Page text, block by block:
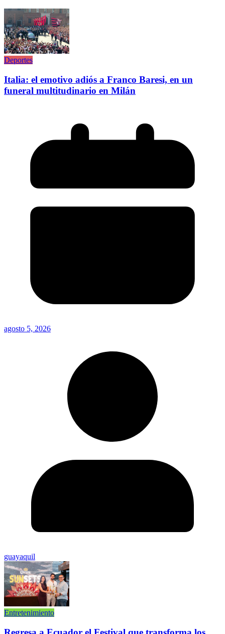
Deportes
Italia: el emotivo adiós a Franco Baresi, en un
funeral multitudinario en Milán
agosto 5, 2026
guayaquil
Entretenimiento